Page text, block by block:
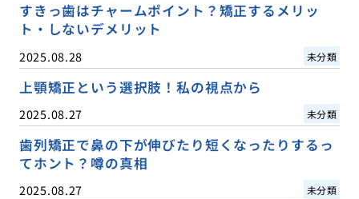
すきっ歯はチャームポイント？矯正するメリッ
ト・しないデメリット
2025.08.28 未分類
上顎矯正という選択肢！私の視点から
2025.08.27 未分類
歯列矯正で鼻の下が伸びたり短くなったりするっ
てホント？噂の真相
2025.08.27 未分類